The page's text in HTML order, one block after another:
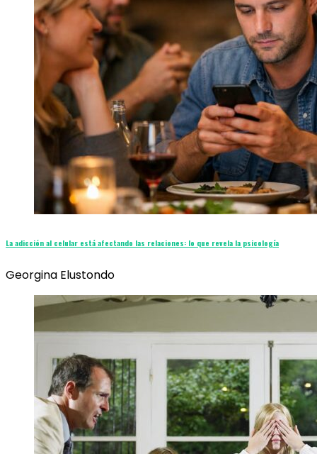
La adicción al celular está afectando las relaciones: lo que revela la psicología
Georgina Elustondo